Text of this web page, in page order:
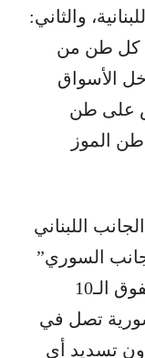
والثاني:
كل طن من
الأسواق
على طن
وعلى طن الموز
اللبناني
السوري”
على حدّ قوله، “إذ يدخل لبنان ما يفوق الـ10
تصل في
من دون تسديد أي